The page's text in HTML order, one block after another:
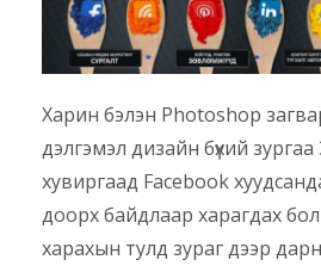
Харин бэлэн Photoshop
дэлгэмэл дизайн бүхий
хувиргаад Facebook
доорх байдлаар харагдах
харахын тулд зураг дээр